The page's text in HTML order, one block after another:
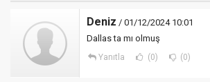
Deniz / 01/12/2024 10:01
Dallas ta mı olmuş
Yanıtla (0) (0)